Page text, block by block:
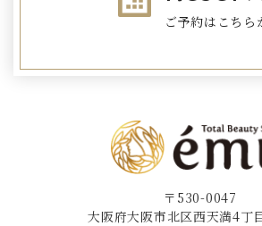
ご予約はこちら
〒530-0047
大阪府大阪市北区西天満4丁